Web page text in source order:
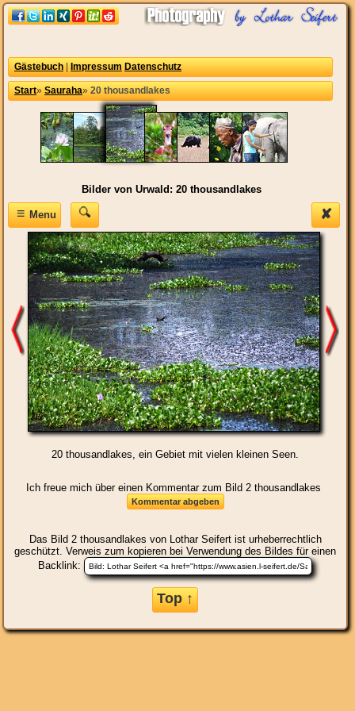
Gästebuch Impressum Datenschutz
Start» Sauraha» 20 thousandlakes
Bilder von Urwald: 20 thousandlakes
✘
≡Menu
20 thousandlakes, ein Gebiet mit vielen kleinen Seen.
Ich freue mich über einen Kommentar zum Bild 2 thousandlakes
Das Bild 2 thousandlakes von Lothar Seifert ist urheberrechtlich
geschützt. Verweis zum kopieren bei Verwendung des Bildes für einen
Backlink:
Top ↑